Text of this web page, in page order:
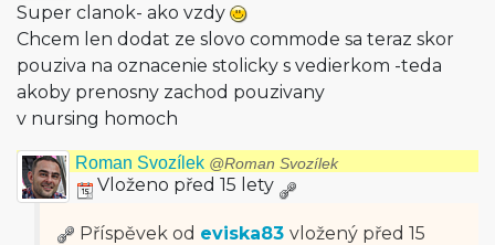
Super clanok- ako vzdy
Chcem len dodat ze slovo commode sa teraz skor
pouziva na oznacenie stolicky s vedierkom -teda
akoby prenosny zachod pouzivany
v nursing homoch
Roman Svozílek @Roman Svozílek
Vloženo před 15 lety
Příspěvek od eviska83 vložený před 15